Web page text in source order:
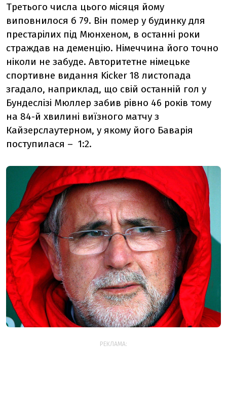
Третього числа цього місяця йому
виповнилося б 79. Він помер у будинку для
престарілих під Мюнхеном, в останні роки
страждав на деменцію. Німеччина його точно
ніколи не забуде. Авторитетне німецьке
спортивне видання Kicker 18 листопада
згадало, наприклад, що свій останній гол у
Бундеслізі Мюллер забив рівно 46 років тому
на 84-й хвилині виїзного матчу з
Кайзерслаутерном, у якому його Баварія
поступилася – 1:2.
РЕКЛАМА: